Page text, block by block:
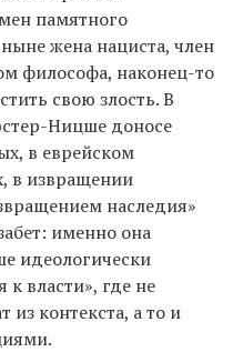
памятного
жена нациста, член
философа, наконец-то
свою злость. В
Ницше доносе
в еврейском
в извращении
наследия»
именно она
идеологически
власти», где не
контекста, а то и